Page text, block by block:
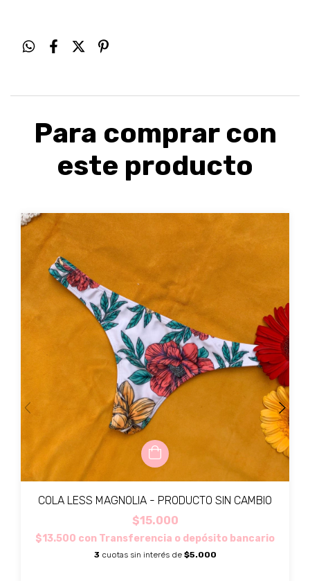
Para comprar con
este producto
COLA LESS MAGNOLIA - PRODUCTO SIN CAMBIO
$15.000
$13.500 con Transferencia o depósito bancario
3 cuotas sin interés de $5.000